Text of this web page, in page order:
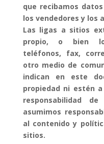
que recibamos
los vendedores y los
Las ligas a sitios
propio, o bien
teléfonos, fax,
otro medio de
indican en este
propiedad ni estén a
responsabilidad
asumimos
al contenido y
sitios.